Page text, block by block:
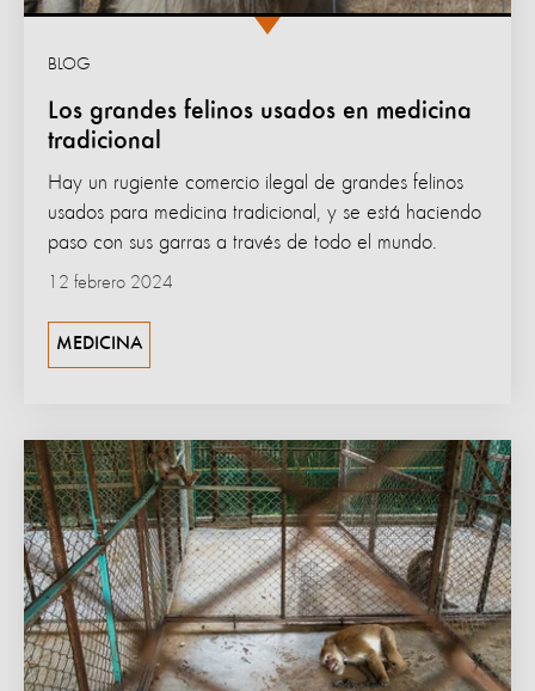
Los grandes felinos usados en medicina
tradicional
BLOG
Hay un rugiente comercio ilegal de grandes felinos
usados para medicina tradicional, y se está haciendo
paso con sus garras a través de todo el mundo.
12 febrero 2024
MEDICINA